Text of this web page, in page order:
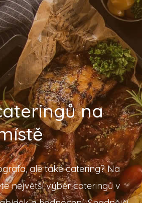
na
ale také catering? Na
největší výběr cateringů v